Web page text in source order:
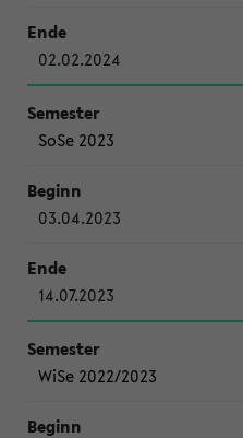
02.02.2024
SoSe 2023
03.04.2023
14.07.2023
WiSe 2022/2023